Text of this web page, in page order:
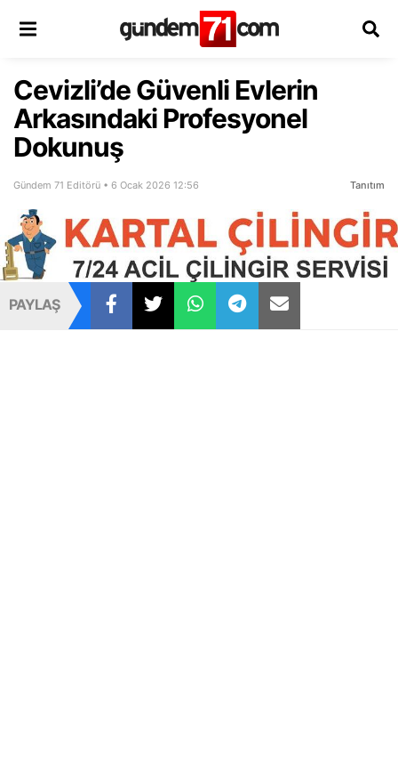
Cevizli’de Güvenli Evlerin
Arkasındaki Profesyonel
Dokunuş
Gündem 71 Editörü • 6 Ocak 2026 12:56 Tanıtım
PAYLAŞ